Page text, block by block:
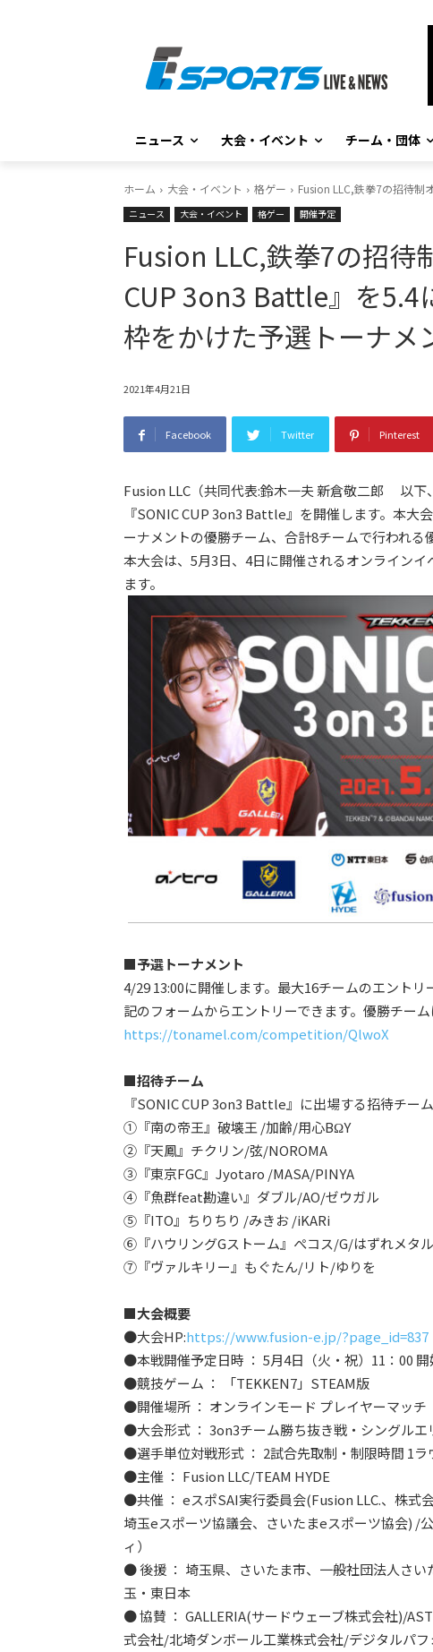
ニュース 大会・イベント チーム・団体
ホーム 大会・イベント 格ゲー Fusion LLC,鉄拳7の招待制
ニュース 大会・イベント 格ゲー 開催予定
Fusion LLC,鉄拳7の招待
CUP 3on3 Battle』を5.4
枠をかけた予選トーナメ
2021年4月21日
Facebook Twitter Pinterest
Fusion LLC（共同代表:鈴木一夫 新倉敬二郎 以
『SONIC CUP 3on3 Battle』を開催します。本大
ーナメントの優勝チーム、合計8チームで行われる
本大会は、5月3日、4日に開催されるオンライン
ます。
■予選トーナメント
4/29 13:00に開催します。最大16チームのエント
記のフォームからエントリーできます。優勝チー
https://tonamel.com/competition/QlwoX
■招待チーム
『SONIC CUP 3on3 Battle』に出場する招待チーム
①『南の帝王』破壊王 /加齢/用心BΩY
②『天鳳』チクリン/弦/NOROMA
③『東京FGC』Jyotaro /MASA/PINYA
④『魚群feat勘違い』ダブル/AO/ゼウガル
⑤『ITO』ちりちり /みきお /iKARi
⑥『ハウリングGストーム』ぺコス/G/はずれメタル
⑦『ヴァルキリー』もぐたん/リト/ゆりを
■大会概要
●大会HP:https://www.fusion-e.jp/?page_id=837
●本戦開催予定日時 ： 5月4日（火・祝）11：00 開
●競技ゲーム ： 「TEKKEN7」STEAM版
●開催場所 ： オンラインモード プレイヤーマッチ
●大会形式 ： 3on3チーム勝ち抜き戦・シングルエ
●選手単位対戦形式 ： 2試合先取制・制限時間 1
●主催 ： Fusion LLC/TEAM HYDE
●共催 ： eスポSAI実行委員会(​​Fusion LLC.、株
埼玉eスポーツ協議会、さいたまeスポーツ協会) /
ィ）
● 後援 ： 埼玉県、さいたま市、一般社団法人さ
玉・東日本
● 協賛 ： GALLERIA(サードウェーブ株式会社)/
式会社/北埼ダンボール工業株式会社/デジタルパ